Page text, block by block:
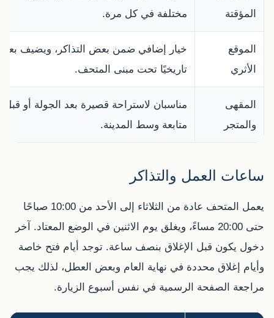
المؤقتة
مختلفة في كل مرة.
الموقع
الأثري
خيار إضافي ضمن بعض التذاكر، ويضيف بعدًا
تاريخيًا تحت مبنى المتحف.
المقهى
والمتجر
مناسبان لاستراحة قصيرة بعد الجولة أو قبل
متابعة وسط المدينة.
ساعات العمل والتذاكر
يعمل المتحف عادة من الثلاثاء إلى الأحد من 10:00 صباحًا
حتى 20:00 مساءً، ويغلق يوم الاثنين في الوضع المعتاد. آخر
دخول يكون قبل الإغلاق بنصف ساعة. توجد أيام فتح خاصة
وأيام إغلاق محددة في نهاية العام وبعض العطل، لذلك يجب
مراجعة الصفحة الرسمية في نفس أسبوع الزيارة.